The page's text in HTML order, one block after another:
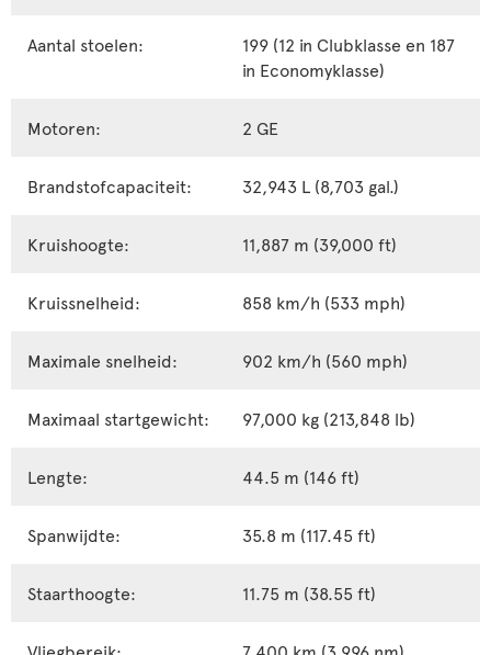
Aantal stoelen:
199 (12 in Clubklasse en 187
in Economyklasse)
Motoren: 2 GE
Brandstofcapaciteit: 32,943 L (8,703 gal.)
Kruishoogte: 11,887 m (39,000 ft)
Kruissnelheid: 858 km/h (533 mph)
Maximale snelheid: 902 km/h (560 mph)
Maximaal startgewicht: 97,000 kg (213,848 lb)
Lengte: 44.5 m (146 ft)
Spanwijdte: 35.8 m (117.45 ft)
Staarthoogte: 11.75 m (38.55 ft)